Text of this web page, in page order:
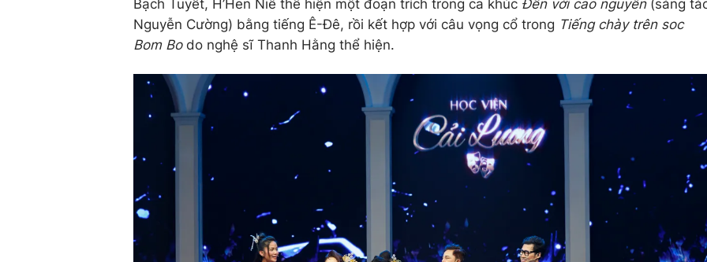
Bạch Tuyết, H’Hen Niê thể hiện một đoạn trích trong ca khúc Đến với cao nguyên(sáng
Nguyễn Cường) bằng tiếng Ê-Đê, rồi kết hợp với câu vọng cổ trong Tiếng chày trên soc
Bom Bo do nghệ sĩ Thanh Hằng thể hiện.